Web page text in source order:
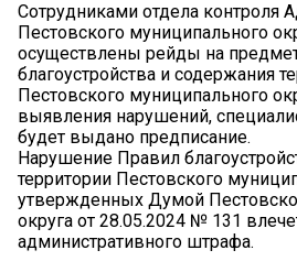
Сотрудниками отдела контроля
Пестовского муниципального
осуществлены рейды на
благоустройства и содержания
Пестовского муниципального
выявления нарушений,
будет выдано предписание.
️Нарушение Правил
территории Пестовского
утвержденных Думой
округа от 28.05.2024 № 131
административного штрафа.